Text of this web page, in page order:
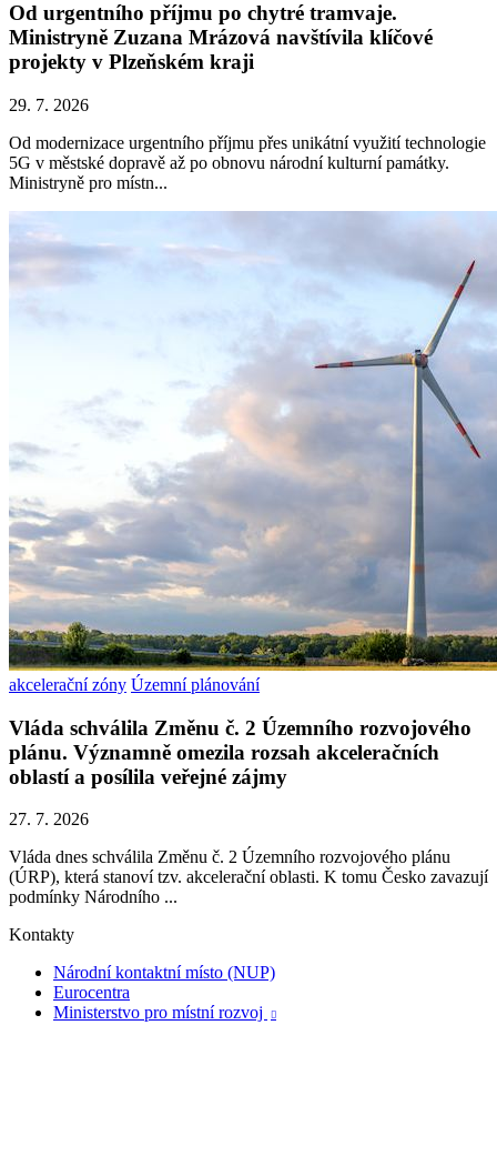
Od urgentního příjmu po chytré tramvaje.
Ministryně Zuzana Mrázová navštívila klíčové
projekty v Plzeňském kraji
29. 7. 2026
Od modernizace urgentního příjmu přes unikátní využití technologie
5G v městské dopravě až po obnovu národní kulturní památky.
Ministryně pro místn...
akcelerační zóny Územní plánování
Vláda schválila Změnu č. 2 Územního rozvojového
plánu. Významně omezila rozsah akceleračních
oblastí a posílila veřejné zájmy
27. 7. 2026
Vláda dnes schválila Změnu č. 2 Územního rozvojového plánu
(ÚRP), která stanoví tzv. akcelerační oblasti. K tomu Česko zavazují
podmínky Národního ...
Kontakty
Národní kontaktní místo (NUP)
Eurocentra
Ministerstvo pro místní rozvoj
